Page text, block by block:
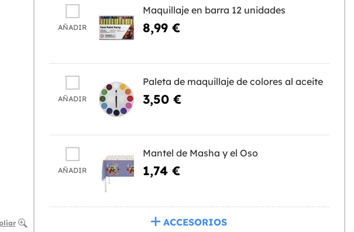
AÑADIR
Maquillaje en barra 12 unidades
8,99 €
AÑADIR
Paleta de maquillaje de colores al aceite
3,50 €
AÑADIR
Mantel de Masha y el Oso
1,74 €
ACCESORIOS